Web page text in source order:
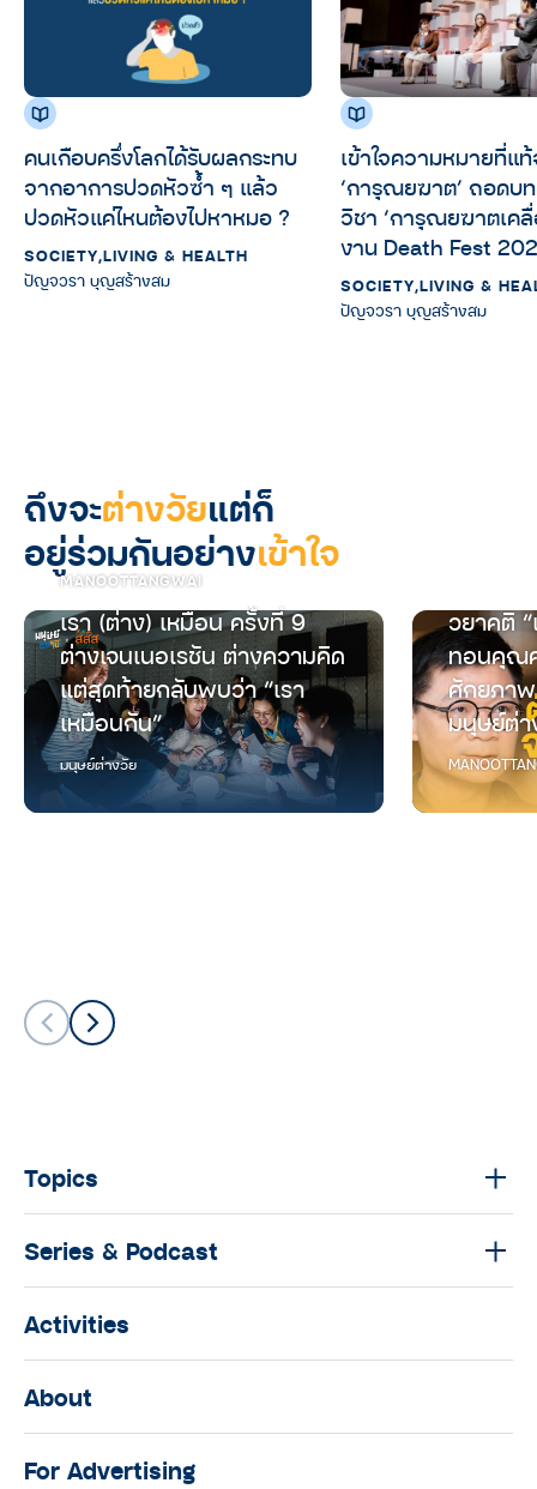
คนเกือบครึ่งโลกได้รับผลกระทบ
จากอาการปวดหัวซ้ำ ๆ แล้ว
ปวดหัวแค่ไหนต้องไปหาหมอ ?
SOCIETY,LIVING & HEALTH
ปัญจวรา บุญสร้างสม
เข้าใจความหมายที่แ
‘การุณยฆาต’ ถอดบ
วิชา ‘การุณยฆาตเคลื่
งาน Death Fest
SOCIETY,LIVING &
ปัญจวรา บุญสร้างสม
ถึงจะต่างวัยแต่ก็
อยู่ร่วมกันอย่างเข้าใจ
MANOOTTANGWAI
เรา (ต่าง) เหมือน ครั้งที่ 9
ต่างเจนเนอเรชัน ต่างความคิด
แต่สุดท้ายกลับพบว่า “เรา
เหมือนกัน”
มนุษย์ต่างวัย
วยาคติ
ทอนคุณ
ศักยภา
มนุษย์ต่า
Topics
Series & Podcast
Activities
About
For Advertising